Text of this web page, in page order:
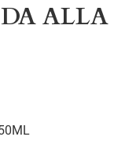
ALLA